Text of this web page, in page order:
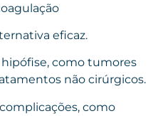
eficaz.
como tumores
não cirúrgicos.
como